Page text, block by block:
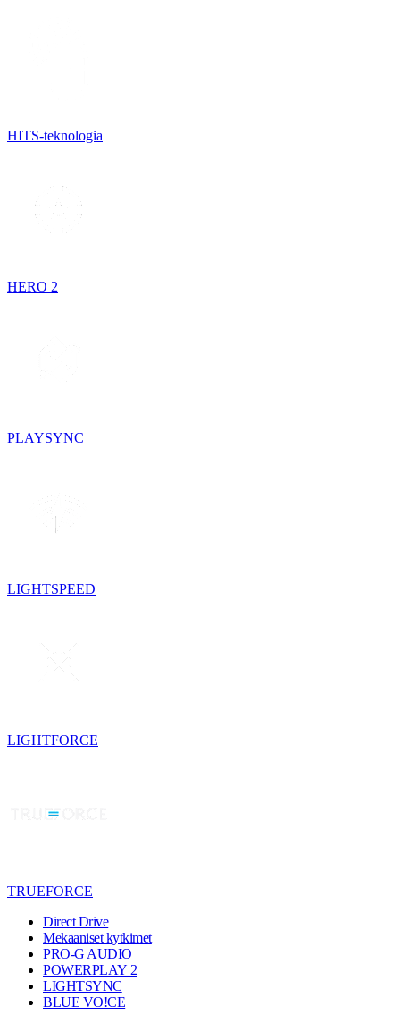
HITS-teknologia
HERO 2
PLAYSYNC
LIGHTSPEED
LIGHTFORCE
TRUEFORCE
Direct Drive
Mekaaniset kytkimet
PRO-G AUDIO
POWERPLAY 2
LIGHTSYNC
BLUE VO!CE